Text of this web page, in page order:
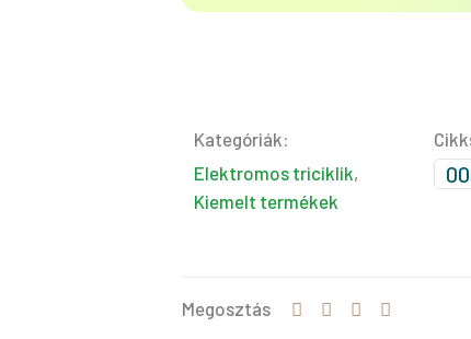
Kategóriák:
Elektromos triciklik,
Kiemelt termékek
Megosztás